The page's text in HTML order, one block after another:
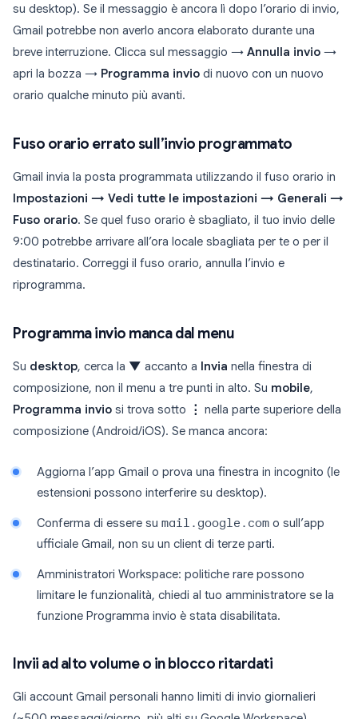
su desktop). Se il messaggio è ancora lì dopo l’orario di invio,
Gmail potrebbe non averlo ancora elaborato durante una
breve interruzione. Clicca sul messaggio → Annulla invio →
apri la bozza → Programma invio di nuovo con un nuovo
orario qualche minuto più avanti.
Fuso orario errato sull’invio programmato
Gmail invia la posta programmata utilizzando il fuso orario in
Impostazioni → Vedi tutte le impostazioni → Generali →
Fuso orario. Se quel fuso orario è sbagliato, il tuo invio delle
9:00 potrebbe arrivare all’ora locale sbagliata per te o per il
destinatario. Correggi il fuso orario, annulla l’invio e
riprogramma.
Programma invio manca dal menu
Su desktop, cerca la ▼ accanto a Invia nella finestra di
composizione, non il menu a tre punti in alto. Su mobile,
Programma invio si trova sotto ⋮ nella parte superiore della
composizione (Android/iOS). Se manca ancora:
Aggiorna l’app Gmail o prova una finestra in incognito (le
estensioni possono interferire su desktop).
Conferma di essere su mail.google.com o sull’app
ufficiale Gmail, non su un client di terze parti.
Amministratori Workspace: politiche rare possono
limitare le funzionalità, chiedi al tuo amministratore se la
funzione Programma invio è stata disabilitata.
Invii ad alto volume o in blocco ritardati
Gli account Gmail personali hanno limiti di invio giornalieri